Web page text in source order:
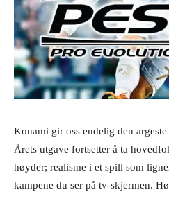
Konami gir oss endelig den
Årets utgave fortsetter å ta
høyder; realisme i et spill som
kampene du ser på tv-skjermen.